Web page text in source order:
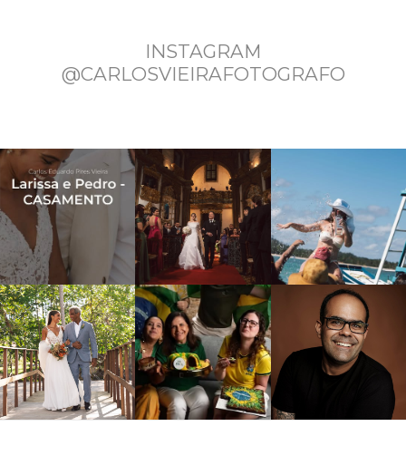
INSTAGRAM
@CARLOSVIEIRAFOTOGRAFO